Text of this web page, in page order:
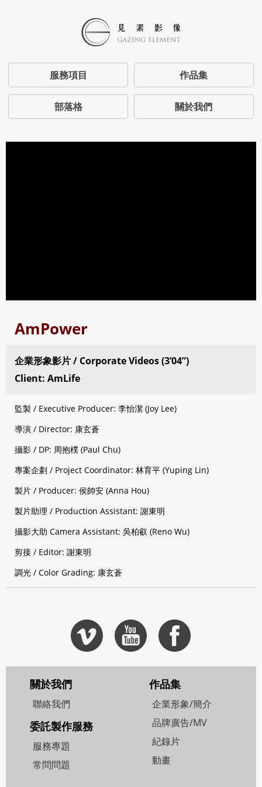
服務項目 作品集
部落格 關於我們
AmPower
企業形象影片 / Corporate Videos (3’04”)
Client: AmLife
監製 / Executive Producer: 李怡潔 (Joy Lee)
導演 / Director: 康玄蒼
攝影 / DP: 周抱樸 (Paul Chu)
專案企劃 / Project Coordinator: 林育平 (Yuping Lin)
製片 / Producer: 侯帥安 (Anna Hou)
製片助理 / Production Assistant: 謝東明
攝影大助 Camera Assistant: 吳柏叡 (Reno Wu)
剪接 / Editor: 謝東明
調光 / Color Grading: 康玄蒼
關於我們
聯絡我們
委託製作服務
服務專題
常問問題
作品集
企業形象/簡介
品牌廣告/MV
紀錄片
動畫